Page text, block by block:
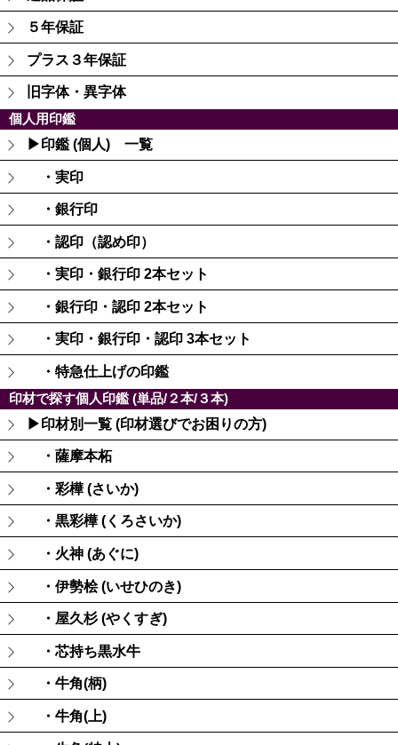
５年保証
プラス３年保証
旧字体・異字体
個人用印鑑
▶印鑑 (個人) 一覧
・実印
・銀行印
・認印（認め印）
・実印・銀行印 2本セット
・銀行印・認印 2本セット
・実印・銀行印・認印 3本セット
・特急仕上げの印鑑
印材で探す個人印鑑 (単品/２本/３本)
▶印材別一覧 (印材選びでお困りの方)
・薩摩本柘
・彩樺 (さいか)
・黒彩樺 (くろさいか)
・火神 (あぐに)
・伊勢桧 (いせひのき)
・屋久杉 (やくすぎ)
・芯持ち黒水牛
・牛角(柄)
・牛角(上)